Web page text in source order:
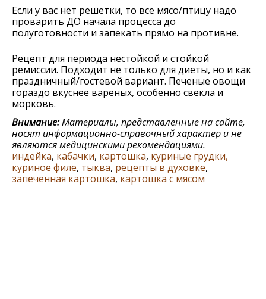
Если у вас нет решетки, то все мясо/птицу надо
проварить ДО начала процесса до
полуготовности и запекать прямо на противне.
Рецепт для периода нестойкой и стойкой
ремиссии. Подходит не только для диеты, но и как
праздничный/гостевой вариант. Печеные овощи
гораздо вкуснее вареных, особенно свекла и
морковь.
Внимание:Материалы, представленные на сайте,
носят информационно-справочный характер и не
являются медицинскими рекомендациями.
индейка, кабачки, картошка, куриные грудки,
куриное филе, тыква, рецепты в духовке,
запеченная картошка, картошка с мясом